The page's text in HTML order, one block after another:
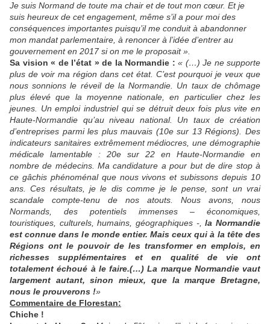
Je suis Normand de toute ma chair et de tout mon cœur. Et je
suis heureux de cet engagement, même s’il a pour moi des
conséquences importantes puisqu’il me conduit à abandonner
mon mandat parlementaire, à renoncer à l’idée d’entrer au
gouvernement en 2017 si on me le proposait ».
Sa vision « de l’état » de la Normandie : « (…) Je ne supporte
plus de voir ma région dans cet état. C’est pourquoi je veux que
nous sonnions le réveil de la Normandie. Un taux de chômage
plus élevé que la moyenne nationale, en particulier chez les
jeunes. Un emploi industriel qui se détruit deux fois plus vite en
Haute-Normandie qu’au niveau national. Un taux de création
d’entreprises parmi les plus mauvais (10e sur 13 Régions). Des
indicateurs sanitaires extrêmement médiocres, une démographie
médicale lamentable : 20e sur 22 en Haute-Normandie en
nombre de médecins. Ma candidature a pour but de dire stop à
ce gâchis phénoménal que nous vivons et subissons depuis 10
ans. Ces résultats, je le dis comme je le pense, sont un vrai
scandale compte-tenu de nos atouts. Nous avons, nous
Normands, des potentiels immenses – économiques,
touristiques, culturels, humains, géographiques -,la Normandie
est connue dans le monde entier. Mais ceux qui à la tête des
Régions ont le pouvoir de les transformer en emplois, en
richesses supplémentaires et en qualité de vie ont
totalement échoué à le faire.(…) La marque Normandie vaut
largement autant, sinon mieux, que la marque Bretagne,
nous le prouverons !»
Commentaire de Florestan:
Chiche !